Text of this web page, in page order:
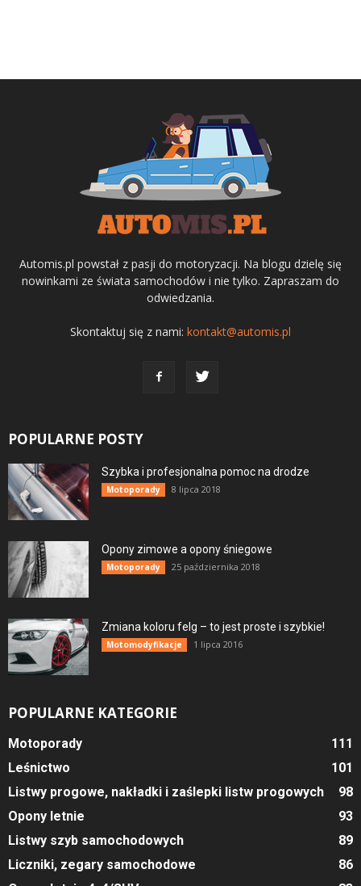
Automis.pl powstał z pasji do motoryzacji. Na blogu dzielę się
nowinkami ze świata samochodów i nie tylko. Zapraszam do
odwiedzania.
Skontaktuj się z nami: kontakt@automis.pl
POPULARNE POSTY
Szybka i profesjonalna pomoc na drodze
Motoporady 8 lipca 2018
Opony zimowe a opony śniegowe
Motoporady 25 października 2018
Zmiana koloru felg – to jest proste i szybkie!
Motomodyfikacje 1 lipca 2016
POPULARNE KATEGORIE
Motoporady
111
Leśnictwo
101
Listwy progowe, nakładki i zaślepki listw progowych
98
Opony letnie
93
Listwy szyb samochodowych
89
Liczniki, zegary samochodowe
86